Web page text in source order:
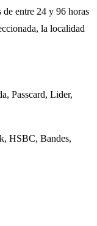
de entre 24 y 96 horas
la localidad
Passcard, Lider,
HSBC, Bandes,